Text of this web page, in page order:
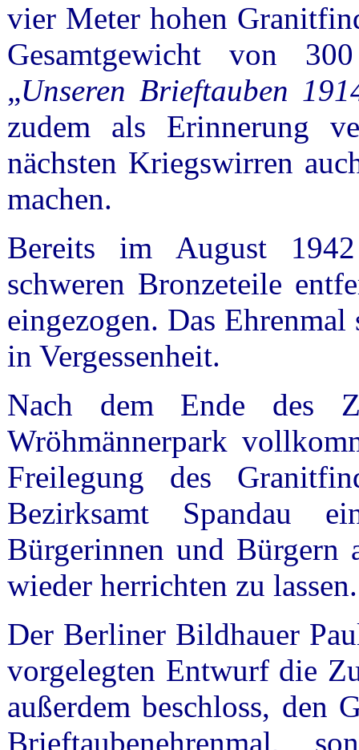
vier Meter hohen
Gesamtgewicht von
„Unseren Brieftauben
zudem als Erinnerung
nächsten Kriegswirren
machen.
Bereits im August
schweren Bronzeteile
eingezogen. Das
in Vergessenheit.
Nach dem Ende des
Wröhmännerpark
Freilegung des
Bezirksamt Spandau
Bürgerinnen und Bürgern
wieder herrichten zu lassen.
Der Berliner Bildhauer
vorgelegten Entwurf die
außerdem beschloss, den
Brieftaubenehrenmal,